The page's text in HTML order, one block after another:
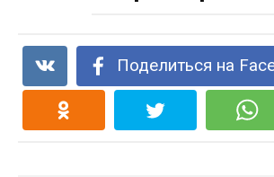
Поделиться на